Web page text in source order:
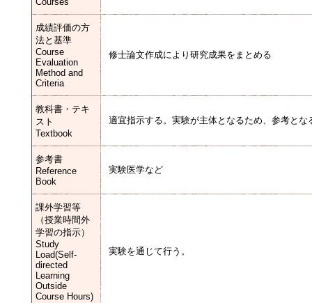
成績評価の方
法と基準
Course
Evaluation
Method and
Criteria
修士論文作成により研究成果をまとめる
教科書・テキ
スト
Textbook
適宜指示する。実験が主体となるため、参考と
参考書
Reference
Book
実験医学など
課外学習等
（授業時間外
学習の指示）
Study
Load(Self-
directed
Learning
Outside
Course Hours)
実験を通じて行う。